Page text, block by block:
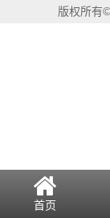
版权所有
首页